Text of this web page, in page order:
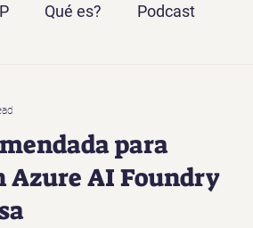
Qué es? Podcast
para
Azure AI Foundry